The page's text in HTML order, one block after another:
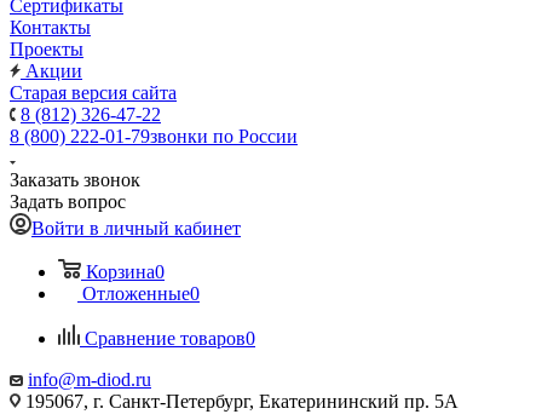
Сертификаты
Контакты
Проекты
Акции
Старая версия сайта
8 (812) 326-47-22
8 (800) 222-01-79звонки по России
Заказать звонок
Задать вопрос
Войти в личный кабинет
Корзина0
Отложенные0
Сравнение товаров0
info@m-diod.ru
195067, г. Санкт-Петербург, Екатерининский пр. 5А